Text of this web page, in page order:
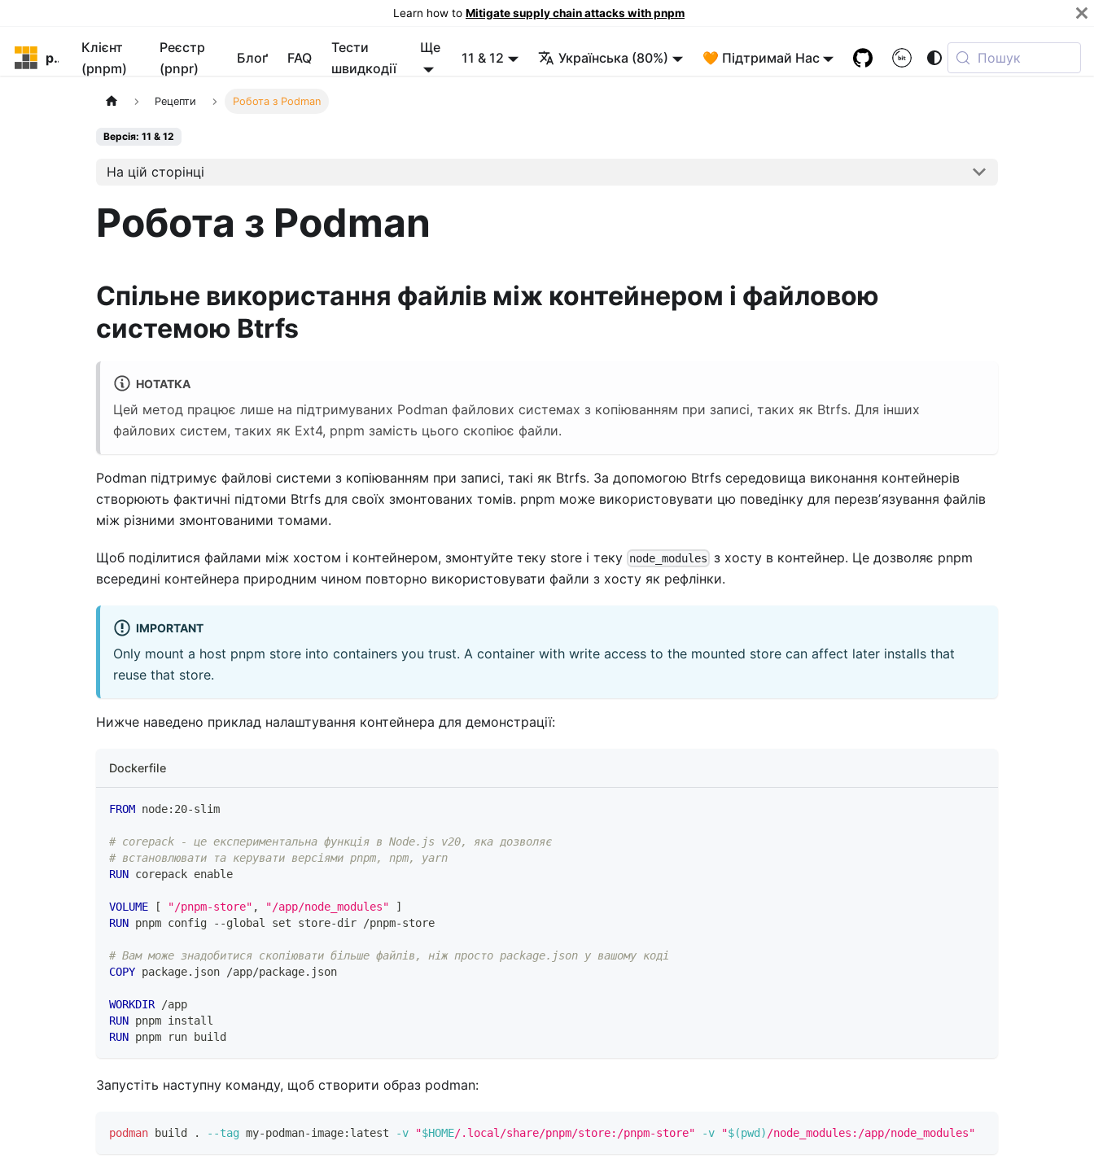
Learn how to Mitigate supply chain attacks with pnpm
pnpm
Клієнт
(pnpm)
Реєстр
(pnpr)
Блоґ FAQ
Тести
швидкодії
Ще
11 & 12 Українська (80%) 🧡 Підтримай Нас Пошук
Рецепти Робота з Podman
Версія: 11 & 12
На цій сторінці
Робота з Podman
Спільне використання файлів між контейнером і файловою
системою Btrfs
НОТАТКА
Цей метод працює лише на підтримуваних Podman файлових системах з копіюванням при записі, таких як Btrfs. Для інших
файлових систем, таких як Ext4, pnpm замість цього скопіює файли.
Podman підтримує файлові системи з копіюванням при записі, такі як Btrfs. За допомогою Btrfs середовища виконання контейнерів
створюють фактичні підтоми Btrfs для своїх змонтованих томів. pnpm може використовувати цю поведінку для перезвʼязування файлів
між різними змонтованими томами.
Щоб поділитися файлами між хостом і контейнером, змонтуйте теку store і теку node_modules з хосту в контейнер. Це дозволяє pnpm
всередині контейнера природним чином повторно використовувати файли з хосту як рефлінки.
IMPORTANT
Only mount a host pnpm store into containers you trust. A container with write access to the mounted store can affect later installs that
reuse that store.
Нижче наведено приклад налаштування контейнера для демонстрації:
Dockerfile
FROM node:20-slim
# corepack - це експериментальна функція в Node.js v20, яка дозволяє
# встановлювати та керувати версіями pnpm, npm, yarn
RUN corepack enable
VOLUME [ "/pnpm-store" , "/app/node_modules" ]
RUN pnpm config --global set store-dir /pnpm-store
# Вам може знадобитися скопіювати більше файлів, ніж просто package.json у вашому коді
COPY package.json /app/package.json
WORKDIR /app
RUN pnpm install
RUN pnpm run build
Запустіть наступну команду, щоб створити образ podman:
podman build . --tag my-podman-image:latest -v "$HOME/.local/share/pnpm/store:/pnpm-store" -v "$(pwd )/node_modules:/app/node_modules"